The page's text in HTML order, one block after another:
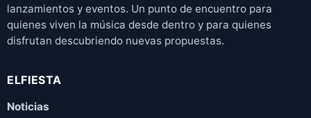
lanzamientos y eventos. Un punto de encuentro para
quienes viven la música desde dentro y para quienes
disfrutan descubriendo nuevas propuestas.
ELFIESTA
Noticias